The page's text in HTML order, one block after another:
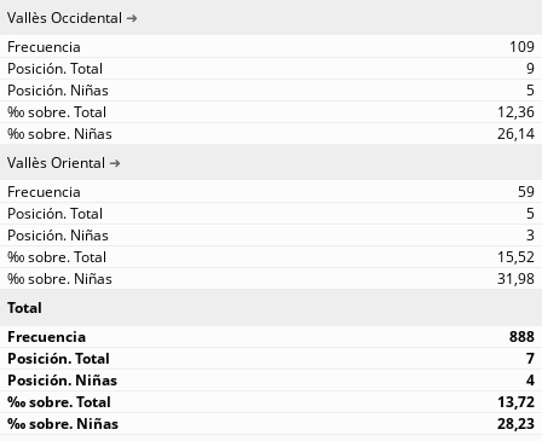
Vallès Occidental
109
9
5
12,36
26,14
Vallès Oriental
59
5
3
15,52
31,98
Total
888
7
4
13,72
28,23